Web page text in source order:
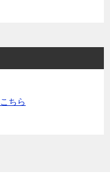
こちら